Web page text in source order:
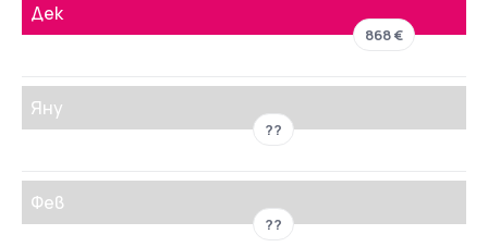
Дек
868 €
Яну
??
Фев
??